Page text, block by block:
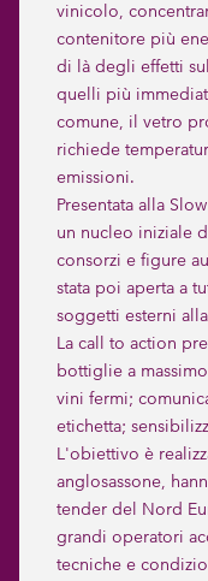
vinicolo,
contenitore più
di là degli effetti
quelli più
comune, il vetro
richiede
emissioni.
Presentata alla
un nucleo iniziale
consorzi e figure
stata poi aperta a
soggetti esterni
La call to action
bottiglie a
vini fermi;
etichetta;
L'obiettivo è
anglosassone,
tender del Nord
grandi operatori
tecniche e